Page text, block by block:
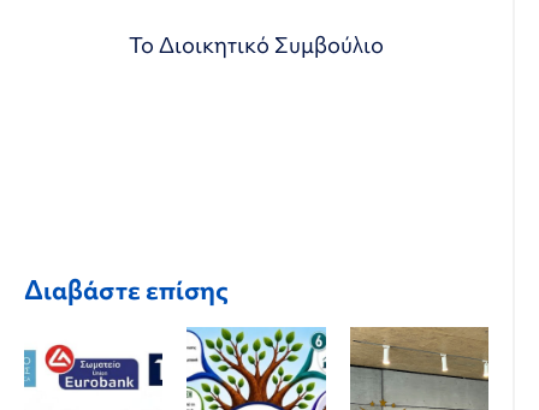
Το Διοικητικό Συμβούλιο
Διαβάστε επίσης